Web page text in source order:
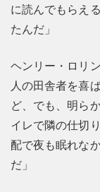
に読んでもらえ
たんだ」
ヘンリー・ロリ
人の田舎者を喜
ど、でも、明ら
イレで隣の仕切
配で夜も眠れな
だ」